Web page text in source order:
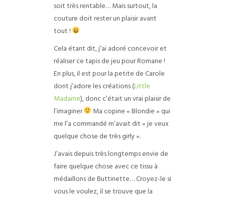
soit très rentable… Mais surtout, la
couture doit rester un plaisir avant
tout !
Cela étant dit, j’ai adoré concevoir et
réaliser ce tapis de jeu pour Romane !
En plus, il est pour la petite de Carole
dont j’adore les créations (Little
Madame), donc c’était un vrai plaisir de
l’imaginer
Ma copine « Blondie » qui
me l’a commandé m’avait dit « je veux
quelque chose de très girly ».
J’avais depuis très longtemps envie de
faire quelque chose avec ce tissu à
médaillons de Buttinette… Croyez-le si
vous le voulez, il se trouve que la